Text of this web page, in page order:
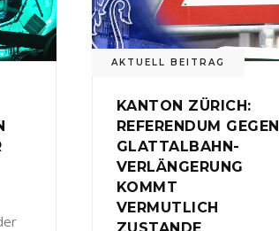
AKTUELL BEITRAG
KANTON ZÜRICH:
REFERENDUM GEGEN
GLATTALBAHN-
VERLÄNGERUNG
KOMMT
VERMUTLICH